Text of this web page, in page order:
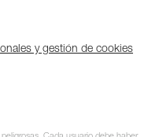
y gestión de cookies